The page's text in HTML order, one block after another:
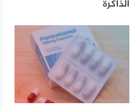
الذاكرة